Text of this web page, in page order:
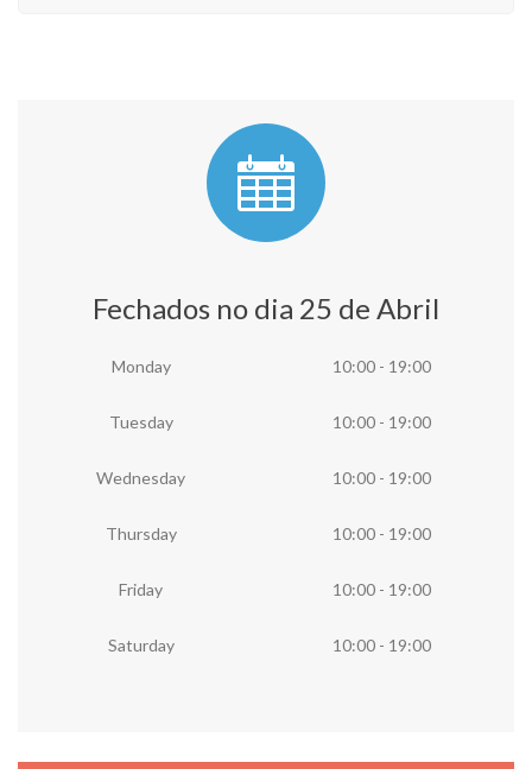
Fechados no dia 25 de Abril
Monday 10:00 - 19:00
Tuesday 10:00 - 19:00
Wednesday 10:00 - 19:00
Thursday 10:00 - 19:00
Friday 10:00 - 19:00
Saturday 10:00 - 19:00